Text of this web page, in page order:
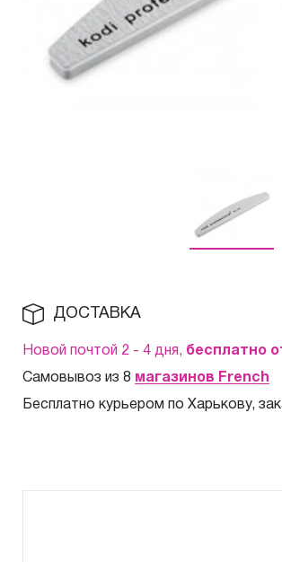
ДОСТАВКА
Новой почтой 2 - 4 дня, бесплатно
Самовывоз из 8 магазинов French
Бесплатно курьером по Харькову,